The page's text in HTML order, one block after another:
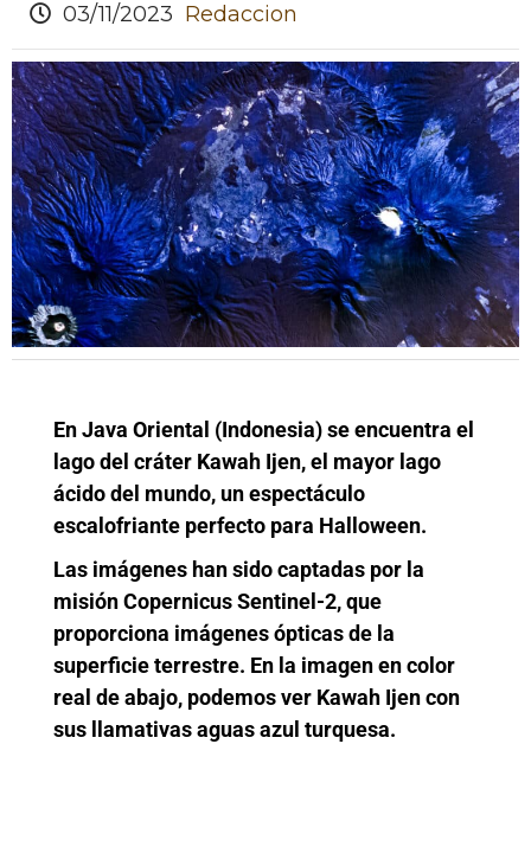
03/11/2023 Redaccion
En Java Oriental (Indonesia) se encuentra el
lago del cráter Kawah Ijen, el mayor lago
ácido del mundo, un espectáculo
escalofriante perfecto para Halloween.
Las imágenes han sido captadas por la
misión Copernicus Sentinel-2, que
proporciona imágenes ópticas de la
superficie terrestre. En la imagen en color
real de abajo, podemos ver Kawah Ijen con
sus llamativas aguas azul turquesa.